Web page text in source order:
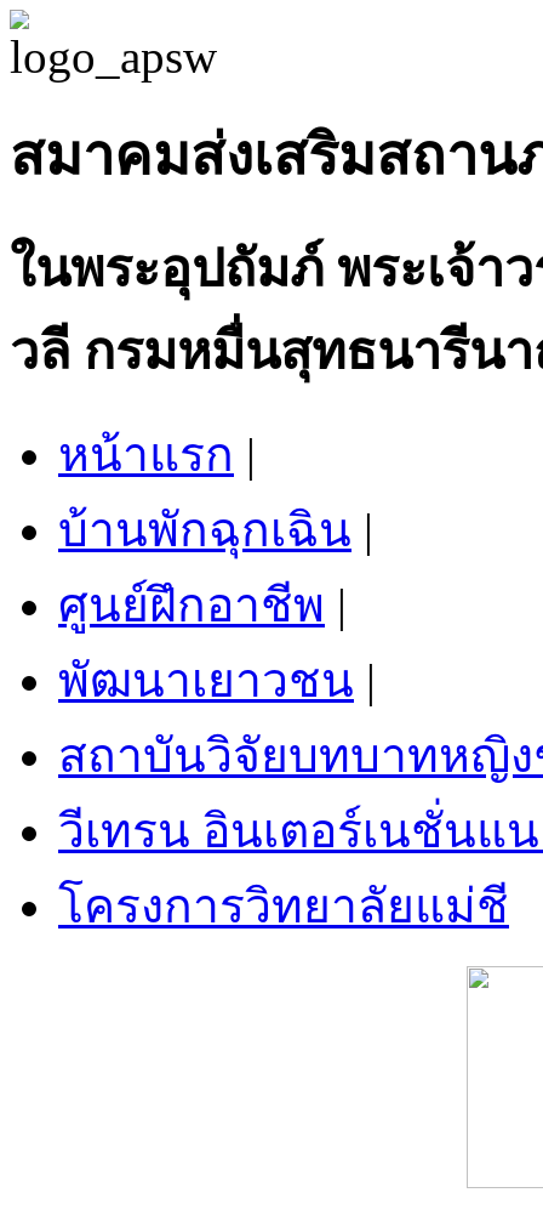
สมาคมส่งเสริมสถาน
ในพระอุปถัมภ์ พระเจ้า
วลี กรมหมื่นสุทธนารีน
หน้าแรก |
บ้านพักฉุกเฉิน |
ศูนย์ฝึกอาชีพ |
พัฒนาเยาวชน |
สถาบันวิจัยบทบาทหญิง
วีเทรน อินเตอร์เนชั่นแ
โครงการวิทยาลัยแม่ชี